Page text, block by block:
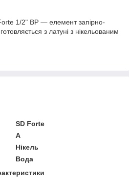
1/2" ВР — елемент запірно-
з латуні з нікельованим
SD Forte
А
Нікель
Вода